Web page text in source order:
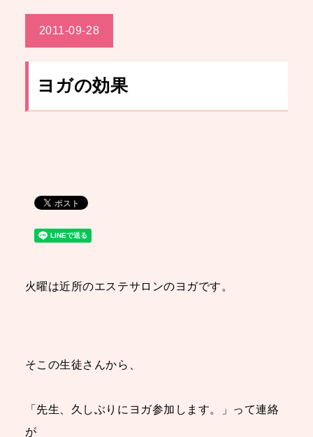
2011-09-28
ヨガの効果
火曜は近所のエステサロンのヨガです。
そこの生徒さんから、
「先生、久しぶりにヨガ参加します。」って連絡
が